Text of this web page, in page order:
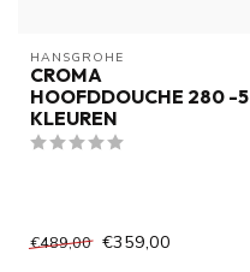
HANSGROHE
CROMA
HOOFDDOUCHE 280 -5
KLEUREN
€489,00 €359,00